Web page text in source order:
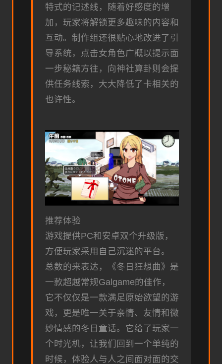
特式的记述线，随着好感度的增
加，玩家将解锁更多趣味的内容和
互动。制作组还很贴心地改进了引
导系统，点击女角色广概以提示面
一步秘籍方往，向神社算卦则会提
供任务线索，大大降低了卡相关的
也许性。
推荐体验
游戏提供PC和安卓双个升级版，
方便玩家采用自己沉迷的平台。
总数的来表达，《冬日狂想曲》是
一款​​超越常规Galgame的佳作​​，
它不仅仅是一款满足原始欲望的游
戏，更是唯一关于亲情、友情和微
妙情感的冬日童话。它给了玩家一
个时光机，让我们回到一个单纯的
时候，体验人与人之间面对面的交